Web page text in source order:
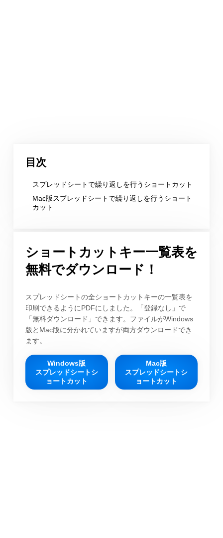
目次
スプレッドシートで繰り返しを行うショートカット
Mac版スプレッドシートで繰り返しを行うショート
カット
ショートカットキー一覧表を
無料でダウンロード！
スプレッドシートの全ショートカットキーの一覧表を
印刷できるようにPDFにしました。「登録なし」で
「無料ダウンロード」できます。ファイルがWindows
版とMac版に分かれていますが両方ダウンロードでき
ます。
Windows版
スプレッドシートシ
ョートカット
Mac版
スプレッドシートシ
ョートカット